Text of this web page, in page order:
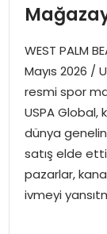
GÜNDEM
MAGAZIN
WEST PALM
Mayıs 2026 /
resmi spor
USPA Global,
dünya
satış elde
pazarlar,
ivmeyi